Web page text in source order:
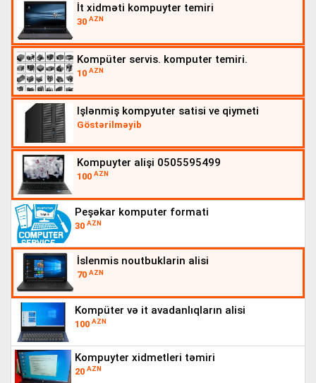
i̇t xidməti kompuyter temiri
30 AZN
kompüter servis. komputer temiri.
10 AZN
işlənmiş kompyuter satisi ve qiymeti
Göstərilməyib
kompuyter alişi 0505595499
100 AZN
peşəkar komputer formati
30 AZN
i̇slenmis noutbuklarin alisi
70 AZN
kompüter və it avadanlıqların alisi
100 AZN
kompuyter xidmetleri təmiri
20 AZN